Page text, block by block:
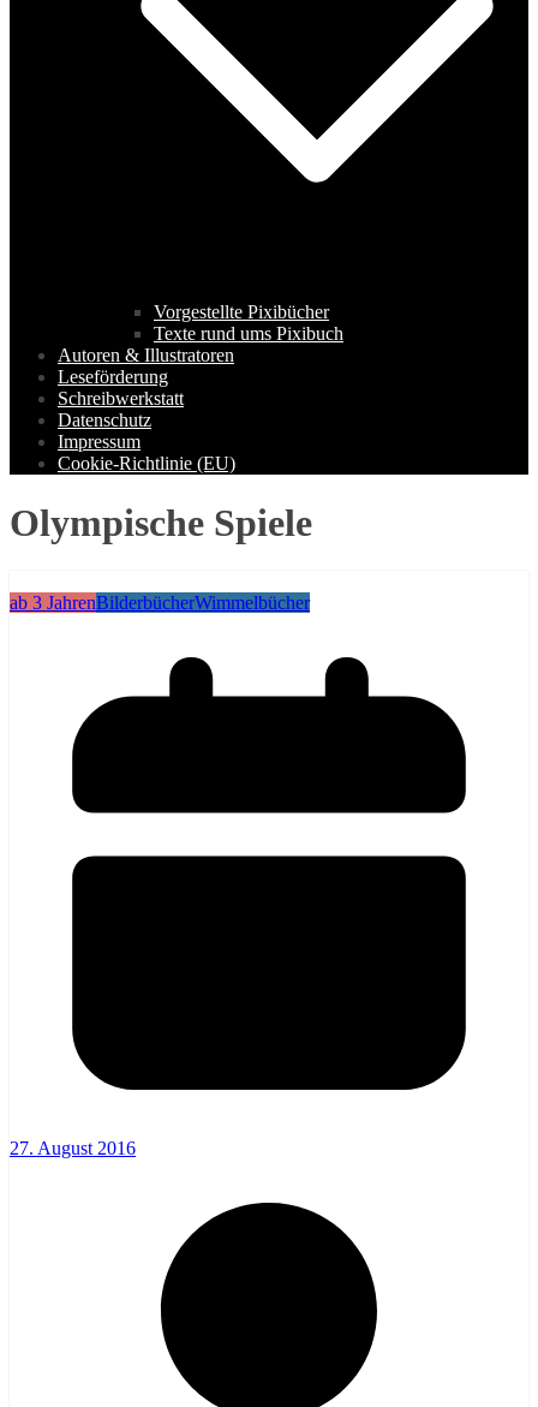
Vorgestellte Pixibücher
Texte rund ums Pixibuch
Autoren & Illustratoren
Leseförderung
Schreibwerkstatt
Datenschutz
Impressum
Cookie-Richtlinie (EU)
Olympische Spiele
ab 3 JahrenBilderbücherWimmelbücher
27. August 2016